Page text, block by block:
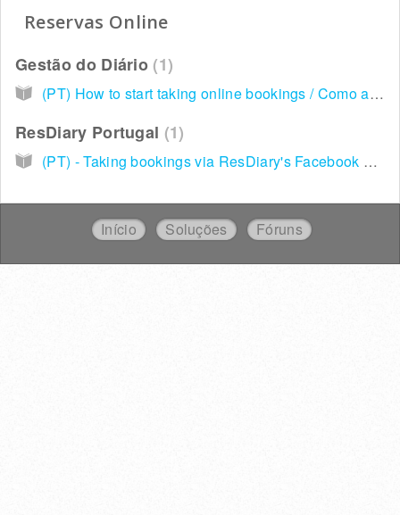
Reservas Online
Gestão do Diário 1
(PT) How to start taking online bookings / Como activar reservas online
ResDiary Portugal 1
(PT) - Taking bookings via ResDiary's Facebook and Instagram Integration / Como ativar as integrações de reservas para Facebook e Instagram
Início Soluções Fóruns